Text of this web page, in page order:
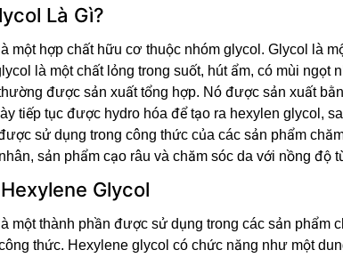
Là Gì?
một hợp chất hữu cơ thuộc nhóm glycol. Glycol là
là một chất lỏng trong suốt, hút ẩm, có mùi ngọt
được sản xuất tổng hợp. Nó được sản xuất
tiếp tục được hydro hóa để tạo ra hexylen glycol,
sử dụng trong công thức của các sản phẩm
sản phẩm cạo râu và chăm sóc da với nồng độ
Glycol
một thành phần được sử dụng trong các sản phẩm
thức. Hexylene glycol có chức năng như một